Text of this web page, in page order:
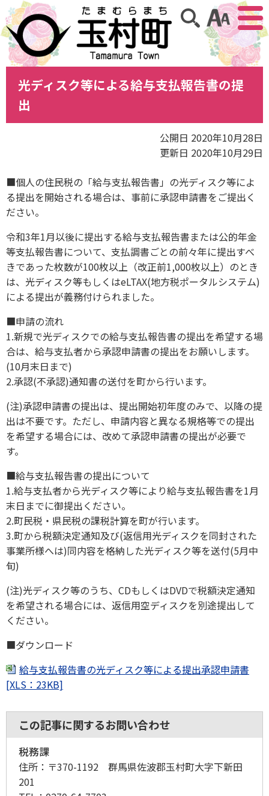
アクセ
サイト内検索
光ディスク等による給与支払報告書の提
出
公開日 2020年10月28日
更新日 2020年10月29日
■個人の住民税の「給与支払報告書」の光ディスク等によ
る提出を開始される場合は、事前に承認申請書をご提出く
ださい。
令和3年1月以後に提出する給与支払報告書または公的年金
等支払報告書について、支払調書ごとの前々年に提出すべ
きであった枚数が100枚以上（改正前1,000枚以上）のとき
は、光ディスク等もしくはeLTAX(地方税ポータルシステム)
による提出が義務付けられました。
■申請の流れ
1.新規で光ディスクでの給与支払報告書の提出を希望する場
合は、給与支払者から承認申請書の提出をお願いします。
(10月末日まで)
2.承認(不承認)通知書の送付を町から行います。
(注)承認申請書の提出は、提出開始初年度のみで、以降の提
出は不要です。ただし、申請内容と異なる規格等での提出
を希望する場合には、改めて承認申請書の提出が必要で
す。
■給与支払報告書の提出について
1.給与支払者から光ディスク等により給与支払報告書を1月
末日までに御提出ください。
2.町民税・県民税の課税計算を町が行います。
3.町から税額決定通知及び(返信用光ディスクを同封された
事業所様へは)同内容を格納した光ディスク等を送付(5月中
旬)
(注)光ディスク等のうち、CDもしくはDVDで税額決定通知
を希望される場合には、返信用空ディスクを別途提出して
ください。
■ダウンロード
給与支払報告書の光ディスク等による提出承認申請書
[XLS：23KB]
この記事に関するお問い合わせ
税務課
住所： 〒370-1192 群馬県佐波郡玉村町大字下新田
201